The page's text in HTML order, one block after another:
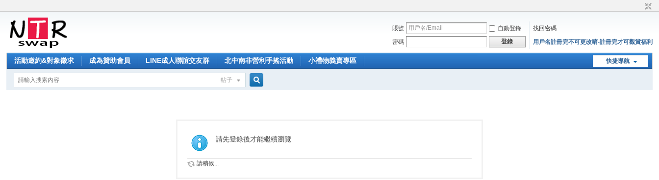
賬號 自動登錄
找回密碼
密碼
登錄 用戶名註冊完不可更改唷-註冊完才可觀賞福利
快捷導航
活動邀約&對象徵求 成為贊助會員 LINE成人聯誼交友群 北中南非營利手搖活動 小禮物義賣專區
帖子
索
請先登錄後才能繼續瀏覽
請稍候...